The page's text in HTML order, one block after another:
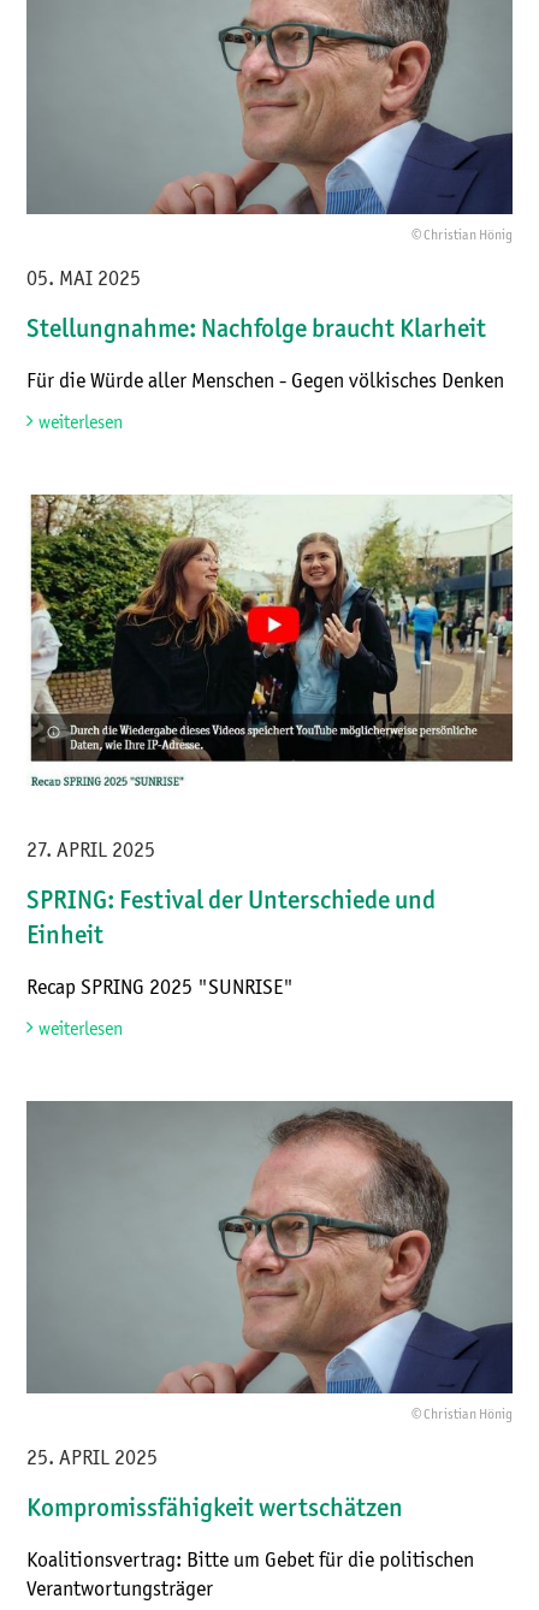
© Christian Hönig
05. MAI 2025
Stellungnahme: Nachfolge braucht Klarheit
Für die Würde aller Menschen - Gegen völkisches Denken
weiterlesen
27. APRIL 2025
SPRING: Festival der Unterschiede und
Einheit
Recap SPRING 2025 "SUNRISE"
weiterlesen
© Christian Hönig
25. APRIL 2025
Kompromissfähigkeit wertschätzen
Koalitionsvertrag: Bitte um Gebet für die politischen
Verantwortungsträger